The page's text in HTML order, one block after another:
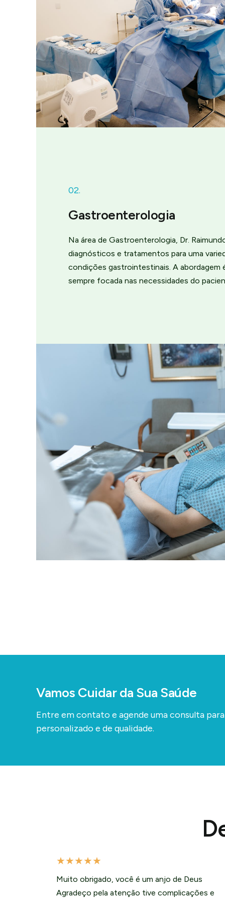
02.
Gastroenterologia
Na área de Gastroenterologia, Dr.
diagnósticos e tratamentos para uma
condições gastrointestinais. A abordagem
sempre focada nas necessidades do
Vamos Cuidar da Sua Saúde
Entre em contato e agende uma consulta
personalizado e de qualidade.
★★★★★
Muito obrigado, você é um anjo de Deus
Agradeço pela atenção tive complicações e